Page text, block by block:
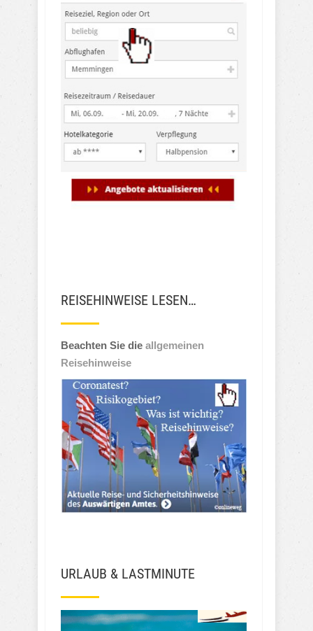
REISEHINWEISE LESEN…
Beachten Sie die allgemeinen
Reisehinweise
URLAUB & LASTMINUTE